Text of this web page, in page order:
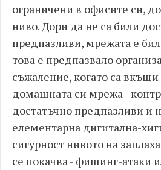
ограничени в офисите си,
ниво. Дори да не са били
предпазливи, мрежата е
това е предпазвало
съжаление, когато са
домашната си мрежа -
достатъчно предпазливи и
елементарна дигитална-
сигурност нивото на
се покачва - фишинг-атаки